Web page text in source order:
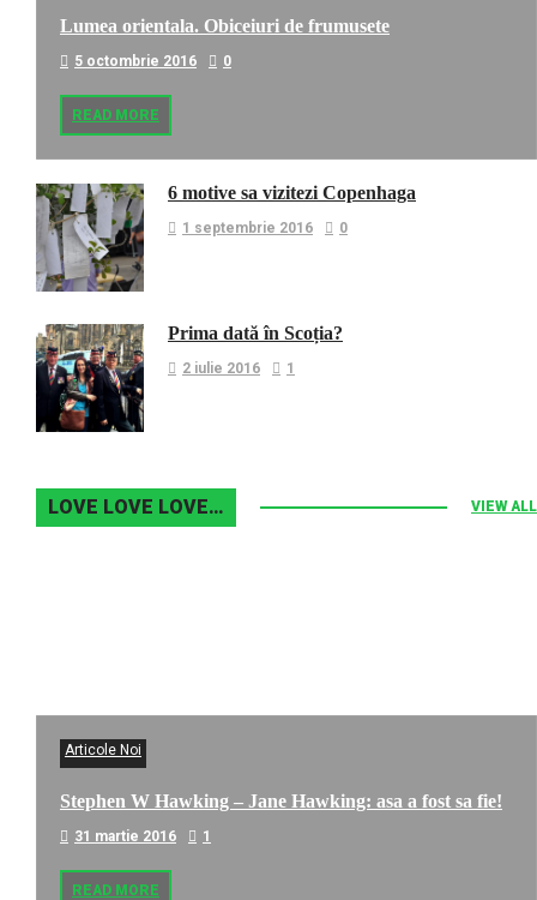
Lumea orientala. Obiceiuri de frumusete
5 octombrie 2016 0
READ MORE
6 motive sa vizitezi Copenhaga
1 septembrie 2016 0
Prima dată în Scoția?
2 iulie 2016 1
LOVE LOVE LOVE… VIEW ALL
Articole Noi
Stephen W Hawking – Jane Hawking: asa a fost sa fie!
31 martie 2016 1
READ MORE